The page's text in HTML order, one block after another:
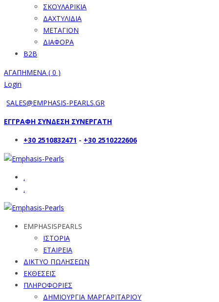
ΣΚΟΥΛΑΡΙΚΙΑ
ΔΑΧΤΥΛΙΔΙΑ
ΜΕΤΑΓΙΟΝ
ΔΙΑΦΟΡΑ
B2B
ΑΓΑΠΗΜΕΝΑ ( 0 )
Login
SALES@EMPHASIS-PEARLS.GR
ΕΓΓΡΑΦΗ ΣΥΝΔΕΣΗ ΣΥΝΕΡΓΑΤΗ
+30 2510832471 - +30 2510222606
.
.
EMPHASISPEARLS
ΙΣΤΟΡΙΑ
ΕΤΑΙΡΕΙΑ
ΔΙΚΤΥΟ ΠΩΛΗΣΕΩΝ
ΕΚΘΕΣΕΙΣ
ΠΛΗΡΟΦΟΡΙΕΣ
ΔΗΜΙΟΥΡΓΙΑ ΜΑΡΓΑΡΙΤΑΡΙΟΥ